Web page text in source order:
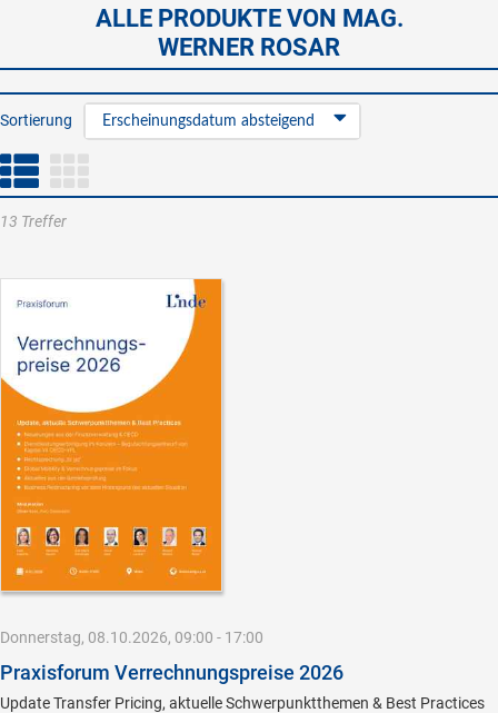
ALLE PRODUKTE VON MAG.
WERNER ROSAR
Sortierung Erscheinungsdatum absteigend
13 Treffer
Donnerstag, 08.10.2026, 09:00 - 17:00
Praxisforum Verrechnungspreise 2026
Update Transfer Pricing, aktuelle Schwerpunktthemen & Best Practices